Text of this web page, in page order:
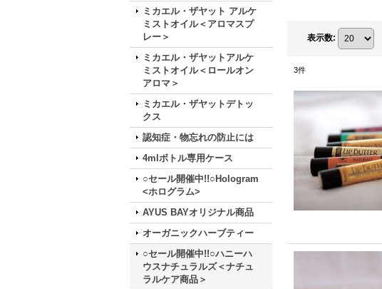
ミカエル・ザヤット アルケ
ミストオイル＜アロマスプ
レー＞
ミカエル・ザヤットアルケ
ミストオイル＜ロールオン
アロマ＞
ミカエル・ザヤットデトッ
クス
認知症・物忘れの防止には
4mlボトル専用ケース
○セール開催中!!○Hologram
<ホログラム>
AYUS BAYオリジナル商品
オーガニックハーブティー
○セール開催中!!○ハニーハ
ウスナチュラルズ＜ナチュ
ラルケア商品＞
表示数:
3件